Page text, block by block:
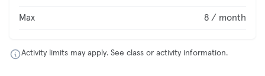
Max 8 / month
Activity limits may apply. See class or activity information.